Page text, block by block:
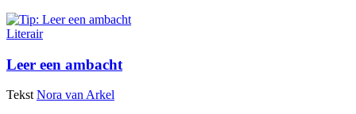
Literair
Leer een ambacht
Tekst Nora van Arkel